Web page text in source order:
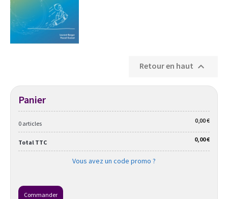
Retour en haut 
Panier
0 articles 0,00 €
Total TTC 0,00 €
Vous avez un code promo ?
Commander